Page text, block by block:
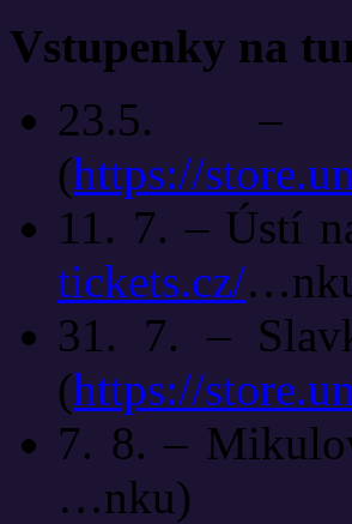
Vstupenky na
23.5. –
(https://
11. 7. – Ústí
tickets.cz/
31. 7. –
(https://
7. 8. –
…nku)